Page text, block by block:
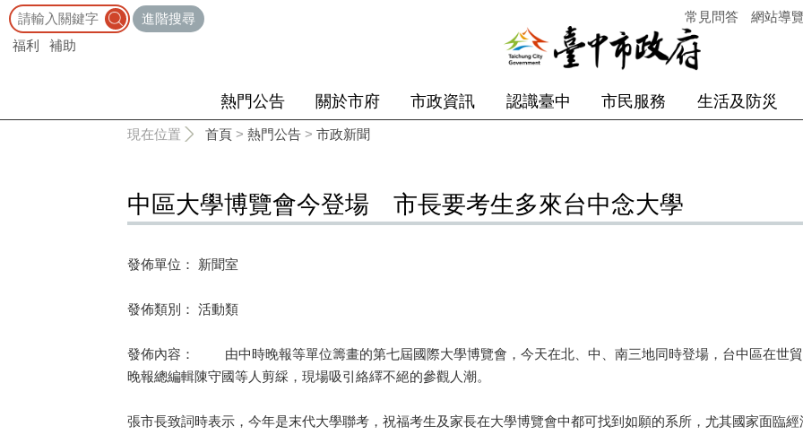
進階搜尋
福利
補助
常見問答 網站導
熱門公告 關於市府 市政資訊 認識臺中 市民服務 生活及防災
現在位置 首頁 > 熱門公告 > 市政新聞
中區大學博覽會今登場 市長要考生多來台中念大學
發佈單位： 新聞室
發佈類別： 活動類
發佈內容： 由中時晚報等單位籌畫的第七屆國際大學博覽會，今天在北、中、南三地同時登場，台中區在世
晚報總編輯陳守國等人剪綵，現場吸引絡繹不絕的參觀人潮。
張市長致詞時表示，今年是末代大學聯考，祝福考生及家長在大學博覽會中都可找到如願的系所，尤其國家面臨